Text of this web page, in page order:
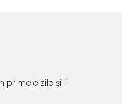
zile și îl